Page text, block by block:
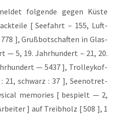
fol­gen­de gegen Küs­te
[ See­fahrt – 155, Luft­
], Gruß­bot­schaf­ten in Glas­
— 5, 19. Jahr­hun­dert – 21, 20.
— 5437 ], Trol­ley­kof­
21, schwarz : 37 ], See­not­ret­
memo­ries [ bespielt — 2,
] auf Treib­holz [ 508 ], 1